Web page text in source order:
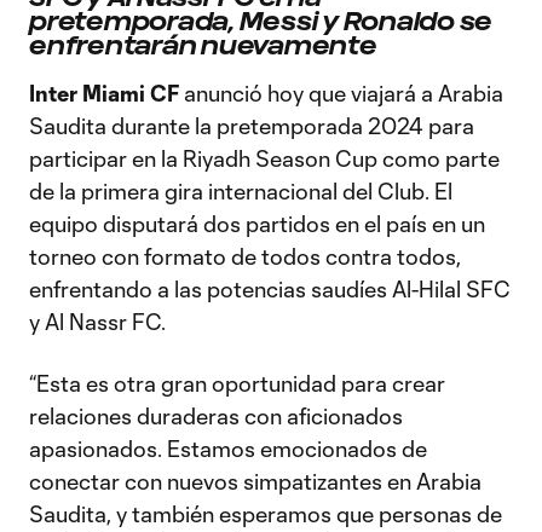
pretemporada, Messi y Ronaldo se
enfrentarán nuevamente
Inter Miami CF anunció hoy que viajará a Arabia
Saudita durante la pretemporada 2024 para
participar en la Riyadh Season Cup como parte
de la primera gira internacional del Club. El
equipo disputará dos partidos en el país en un
torneo con formato de todos contra todos,
enfrentando a las potencias saudíes Al-Hilal SFC
y Al Nassr FC.
“Esta es otra gran oportunidad para crear
relaciones duraderas con aficionados
apasionados. Estamos emocionados de
conectar con nuevos simpatizantes en Arabia
Saudita, y también esperamos que personas de